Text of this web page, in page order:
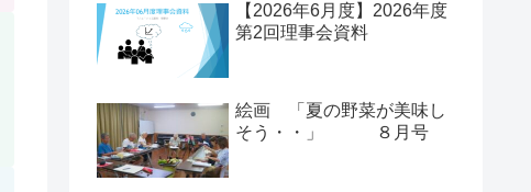
【2026年6月度】2026年度
第2回理事会資料
絵画 「夏の野菜が美味し
そう・・」 ８月号